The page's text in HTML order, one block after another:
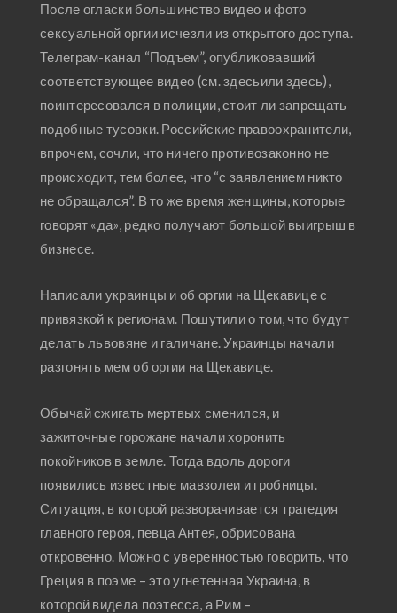
После огласки большинство видео и фото
сексуальной оргии исчезли из открытого доступа.
Телеграм-канал “Подъем”, опубликовавший
соответствующее видео (см. здесьили здесь),
поинтересовался в полиции, стоит ли запрещать
подобные тусовки. Российские правоохранители,
впрочем, сочли, что ничего противозаконно не
происходит, тем более, что “с заявлением никто
не обращался”. В то же время женщины, которые
говорят «да», редко получают большой выигрыш в
бизнесе.
Написали украинцы и об оргии на Щекавице с
привязкой к регионам. Пошутили о том, что будут
делать львовяне и галичане. Украинцы начали
разгонять мем об оргии на Щекавице.
Обычай сжигать мертвых сменился, и
зажиточные горожане начали хоронить
покойников в земле. Тогда вдоль дороги
появились известные мавзолеи и гробницы.
Ситуация, в которой разворачивается трагедия
главного героя, певца Антея, обрисована
откровенно. Можно с уверенностью говорить, что
Греция в поэме – это угнетенная Украина, в
которой видела поэтесса, а Рим –